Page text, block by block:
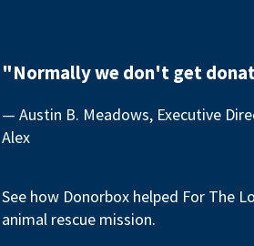
"Normally we don't get
— Austin B. Meadows, Executive
Alex
See how Donorbox helped For The
animal rescue mission.